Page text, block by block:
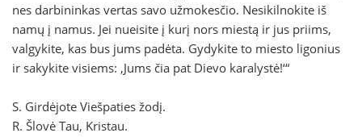
nes darbininkas vertas savo užmokesčio. Nesikilnokite iš
namų į namus. Jei nueisite į kurį nors miestą ir jus priims,
valgykite, kas bus jums padėta. Gydykite to miesto ligonius
ir sakykite visiems: ‚Jums čia pat Dievo karalystė!‘“
S. Girdėjote Viešpaties žodį.
R. Šlovė Tau, Kristau.